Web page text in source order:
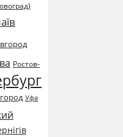
Ростов-
Уфа